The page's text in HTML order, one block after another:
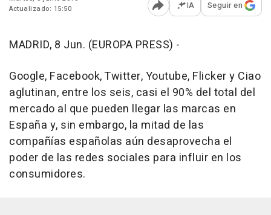
Actualizado: 15:50
Abrir opciones para
IA Seguir en
MADRID, 8 Jun. (EUROPA PRESS) -
Google, Facebook, Twitter, Youtube, Flicker y Ciao
aglutinan, entre los seis, casi el 90% del total del
mercado al que pueden llegar las marcas en
España y, sin embargo, la mitad de las
compañías españolas aún desaprovecha el
poder de las redes sociales para influir en los
consumidores.